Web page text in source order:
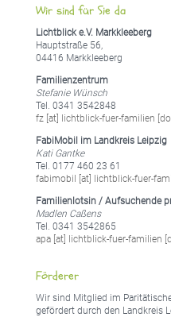
Wir sind für Sie da
Lichtblick e.V. Markkleeberg
Hauptstraße 56,
04416 Markkleeberg
Familienzentrum
Stefanie Wünsch
Tel. 0341 3542848
fz [at] lichtblick-fuer-familien
FabiMobil im Landkreis Leipzig
Kati Gantke
Tel. 0177 460 23 61
fabimobil [at] lichtblick-fuer-
Familienlotsin / Aufsuchende
Madlen Caßens
Tel. 0341 3542865
apa [at] lichtblick-fuer-familien
Förderer
Wir sind Mitglied im
gefördert durch den Landkreis